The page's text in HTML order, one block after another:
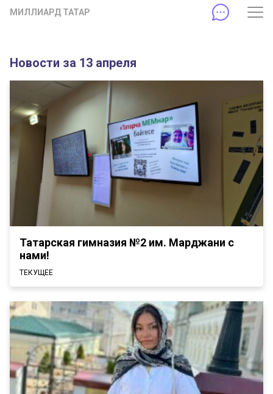
МИЛЛИАРД ТАТАР
Новости за 13 апреля
Татарская гимназия №2 им. Марджани с
нами!
ТЕКУЩЕЕ